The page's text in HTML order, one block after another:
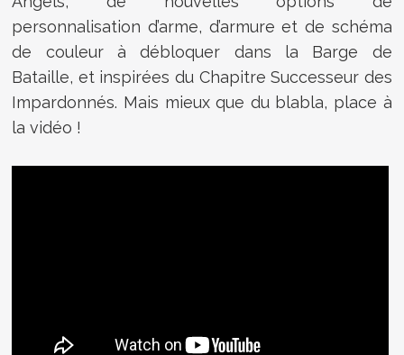
personnalisation d’arme, d’armure et de schéma
de couleur à débloquer dans la Barge de
Bataille, et inspirées du Chapitre Successeur des
Impardonnés. Mais mieux que du blabla, place à
la vidéo !